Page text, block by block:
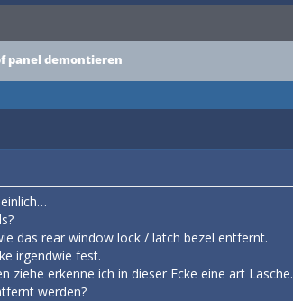
panel demontieren
das rear window lock / latch bezel entfernt.
irgendwie fest.
ziehe erkenne ich in dieser Ecke eine art Lasche.
werden?